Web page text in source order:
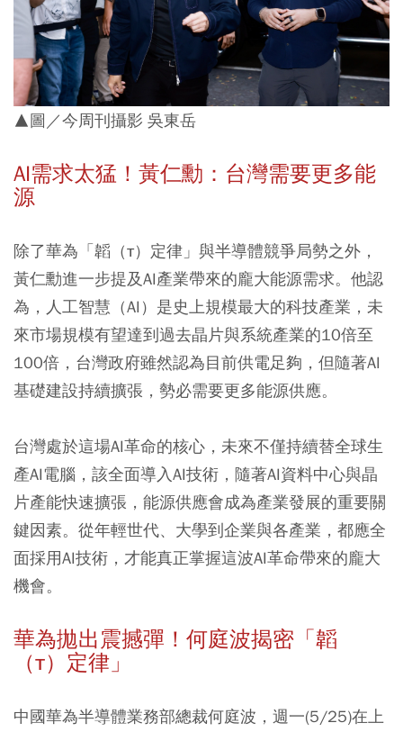
▲圖／今周刊攝影 吳東岳
AI需求太猛！黃仁勳：台灣需要更多能
源
除了華為「韜（τ）定律」與半導體競爭局勢之外，
黃仁勳進一步提及AI產業帶來的龐大能源需求。他認
為，人工智慧（AI）是史上規模最大的科技產業，未
來市場規模有望達到過去晶片與系統產業的10倍至
100倍，台灣政府雖然認為目前供電足夠，但隨著AI
基礎建設持續擴張，勢必需要更多能源供應。
台灣處於這場AI革命的核心，未來不僅持續替全球生
產AI電腦，該全面導入AI技術，隨著AI資料中心與晶
片產能快速擴張，能源供應會成為產業發展的重要關
鍵因素。從年輕世代、大學到企業與各產業，都應全
面採用AI技術，才能真正掌握這波AI革命帶來的龐大
機會。
華為拋出震撼彈！何庭波揭密「韜
（τ）定律」
中國華為半導體業務部總裁何庭波，週一(5/25)在上